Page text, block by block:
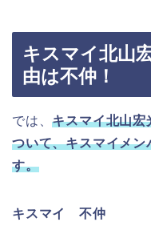
キスマイ北山
由は不仲！
では、キスマイ北山宏
ついて、キスマイメ
す。
キスマイ 不仲